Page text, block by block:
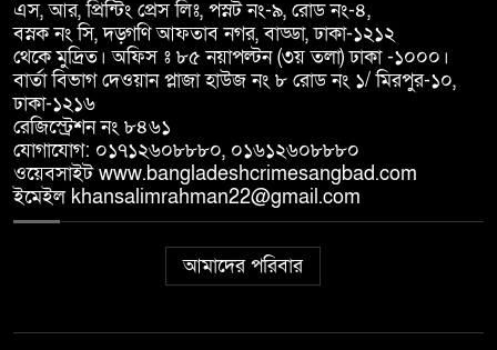
এস, আর, প্রিন্টিং প্রেস লিঃ, পস্নট নং-৯, রোড নং-৪,
বস্নক নং সি, দড়্গণি আফতাব নগর, বাড্ডা, ঢাকা-১২১২
থেকে মুদ্রিত। অফিস ঃ ৮৫ নয়াপল্টন (৩য় তলা) ঢাকা -১০০০।
বার্তা বিভাগ দেওয়ান প্লাজা হাউজ নং ৮ রোড নং ১/ মিরপুর-১০,
ঢাকা-১২১৬
রেজিস্ট্রেশন নং ৮৪৬১
যোগাযোগ: ০১৭১২৬০৮৮৮০, ০১৬১২৬০৮৮৮০
ওয়েবসাইট www.bangladeshcrimesangbad.com
ইমেইল khansalimrahman22@gmail.com
আমাদের পরিবার